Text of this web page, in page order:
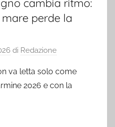
cambia ritmo:
perde la
di Redazione
va letta solo come
2026 e con la